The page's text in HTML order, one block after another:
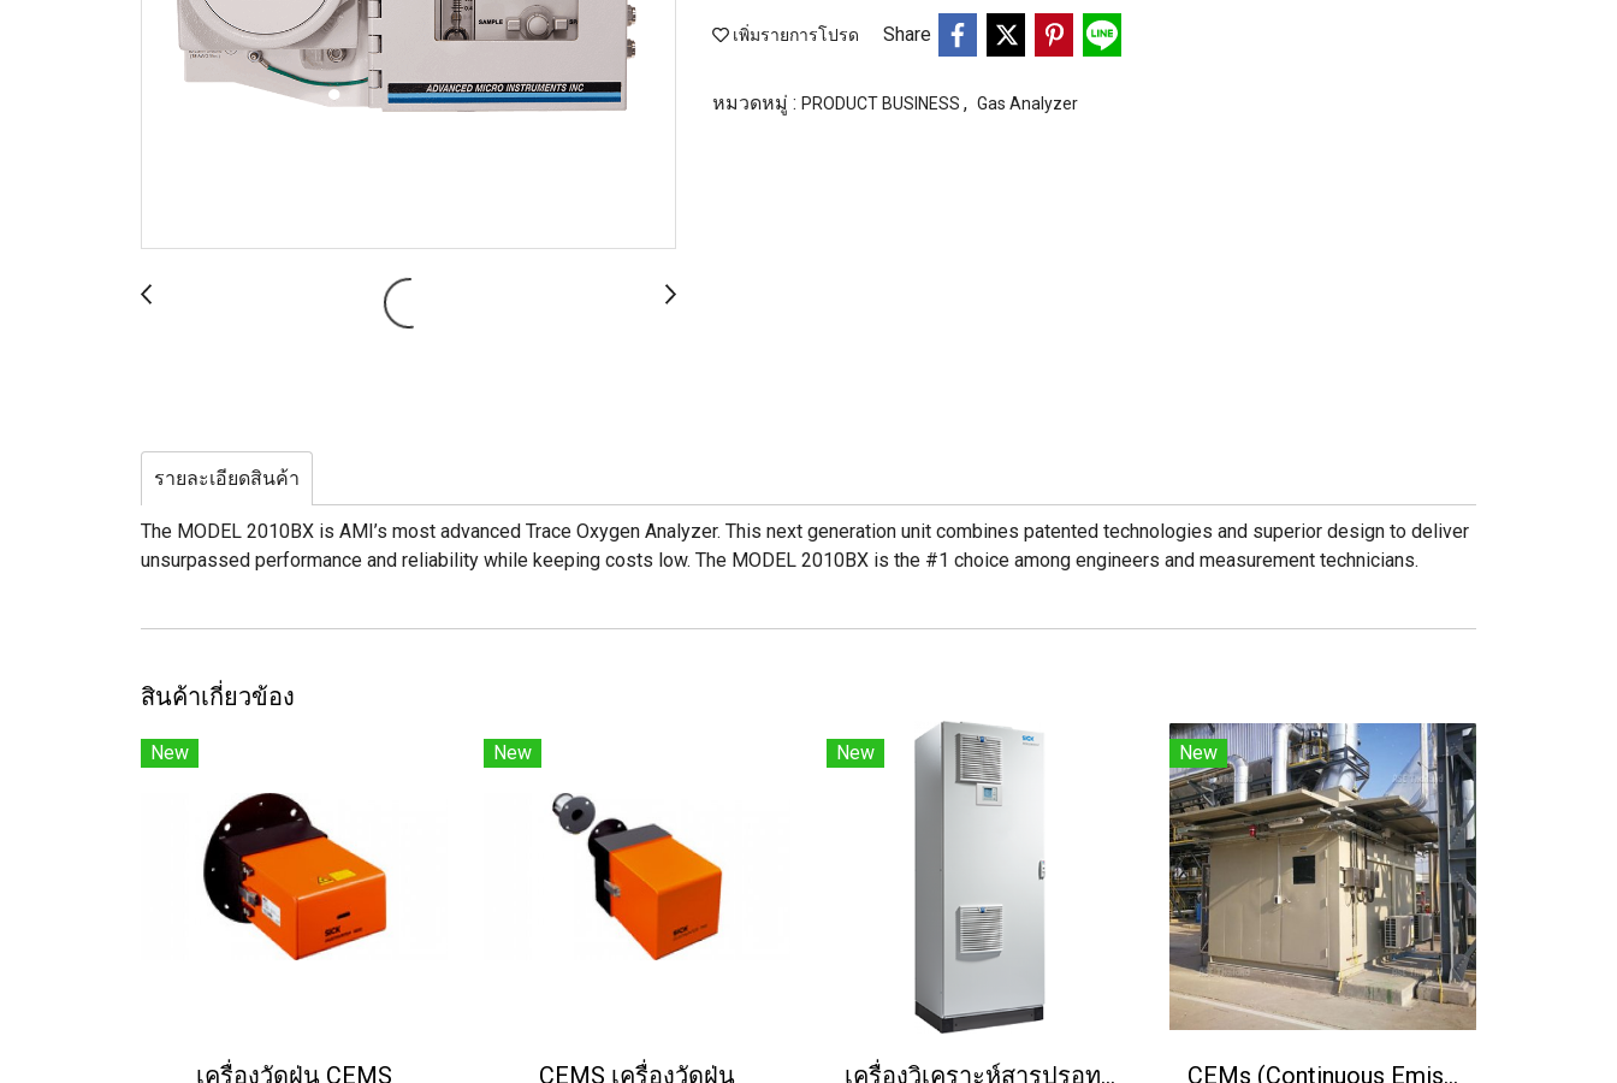
เพิ่มรายการโปรด Share
หมวดหมู่ : PRODUCT BUSINESS , Gas Analyzer
รายละเอียดสินค้า
The MODEL 2010BX is AMI’s most advanced Trace Oxygen Analyzer. This next generation unit combines patented technologies and superior design to deliver
unsurpassed performance and reliability while keeping costs low. The MODEL 2010BX is the #1 choice among engineers and measurement technicians.
สินค้าเกี่ยวข้อง
New
เครื่องวัดฝุ่น CEMS
New
CEMS เครื่องวัดฝุ่น
New
เครื่องวิเคราะห์สารปรอทออนไลน์
New
CEMs (Continuous Emission Monitoring Systems)